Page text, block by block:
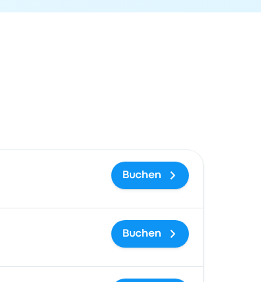
Buchen
Buchen